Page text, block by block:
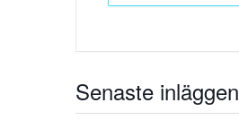
Senaste inläggen